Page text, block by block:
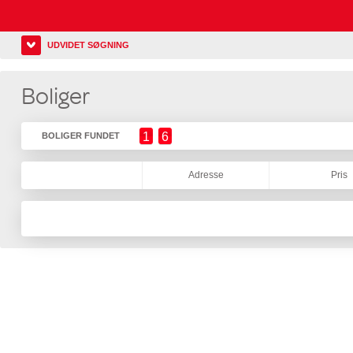
UDVIDET SØGNING
Boliger
BOLIGER FUNDET 1 6
Adresse Pris